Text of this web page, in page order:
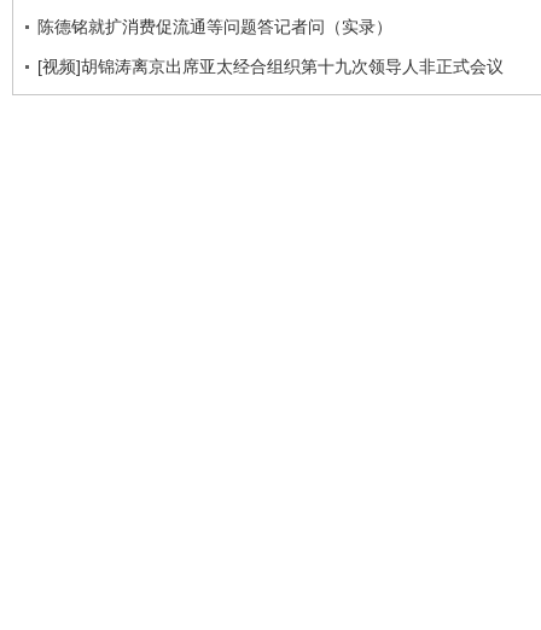
陈德铭就扩消费促流通等问题答记者问（实录）
[视频]胡锦涛离京出席亚太经合组织第十九次领导人非正式会议